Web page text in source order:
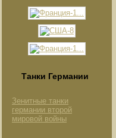
Танки Германии
Зенитные танки
германии второй
мировой войны